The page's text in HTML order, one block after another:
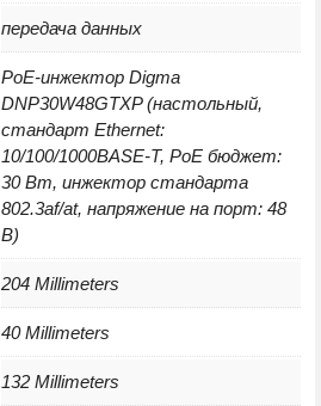
передача данных
PoE-инжектор Digma
DNP30W48GTXP (настольный,
стандарт Ethernet:
10/100/1000BASE-T, PoE бюджет:
30 Вт, инжектор стандарта
802.3af/at, напряжение на порт: 48
В)
204 Millimeters
40 Millimeters
132 Millimeters